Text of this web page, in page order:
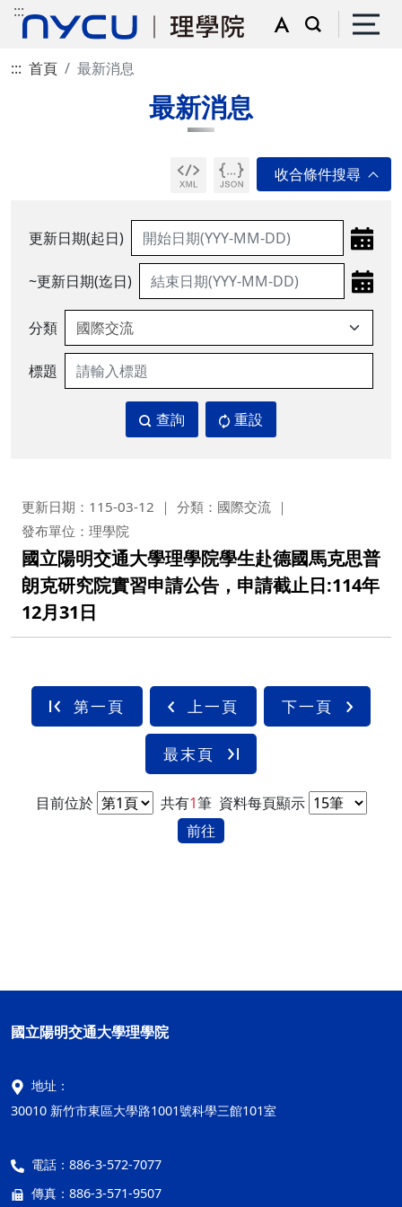
:::
::: 首頁 最新消息
最新消息
更新日期(起日)
~更新日期(迄日)
分類
標題
查詢 重設
更新日期：115-03-12
分類：國際交流
發布單位：理學院
國立陽明交通大學理學院學生赴德國馬克思普
朗克研究院實習申請公告，申請截止日:114年
12月31日
第一頁 上一頁 下一頁
最末頁
目前位於 共有1筆 資料每頁顯示
前往
國立陽明交通大學理學院
地址：
30010 新竹市東區大學路1001號科學三館101室
電話： 886-3-572-7077
傳真： 886-3-571-9507